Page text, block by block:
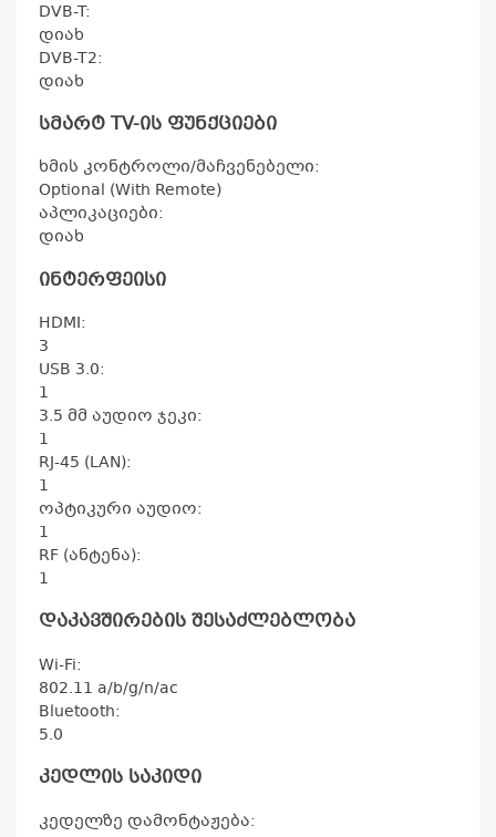
DVB-T:
დიახ
DVB-T2:
დიახ
სმარტ TV-ის ფუნქციები
ხმის კონტროლი/მაჩვენებელი:
Optional (With Remote)
აპლიკაციები:
დიახ
ინტერფეისი
HDMI:
3
USB 3.0:
1
3.5 მმ აუდიო ჯეკი:
1
RJ-45 (LAN):
1
ოპტიკური აუდიო:
1
RF (ანტენა):
1
დაკავშირების შესაძლებლობა
Wi-Fi:
802.11 a/b/g/n/ac
Bluetooth:
5.0
კედლის საკიდი
კედელზე დამონტაჟება: